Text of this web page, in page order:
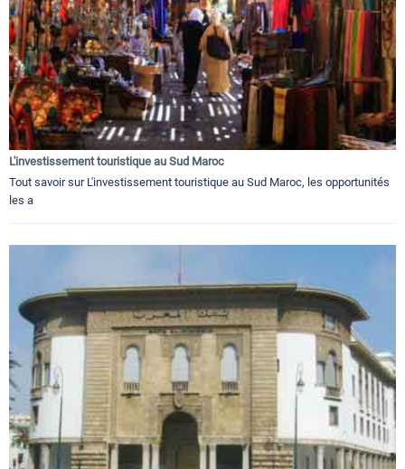
L'investissement touristique au Sud Maroc
Tout savoir sur L'investissement touristique au Sud Maroc, les opportunités
les a